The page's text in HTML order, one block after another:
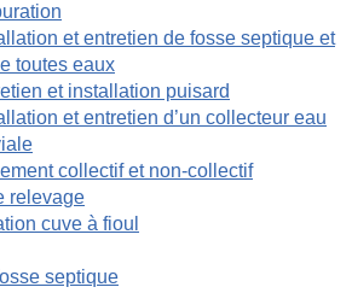
et entretien de fosse septique et
toutes eaux
et installation puisard
et entretien d’un collecteur eau
collectif et non-collectif
relevage
cuve à fioul
septique